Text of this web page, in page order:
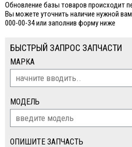
Обновление базы товаров происходит
Вы можете уточнить наличие нужной
000-00-34 или заполнив форму ниже
БЫСТРЫЙ ЗАПРОС ЗАПЧАСТИ
МАРКА
МОДЕЛЬ
ОПИШИТЕ ЗАПЧАСТЬ